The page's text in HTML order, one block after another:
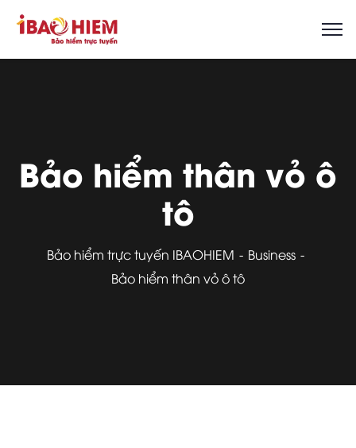
Bảo hiểm thân vỏ ô
tô
Bảo hiểm trực tuyến IBAOHIEM
Business
Bảo hiểm thân vỏ ô tô